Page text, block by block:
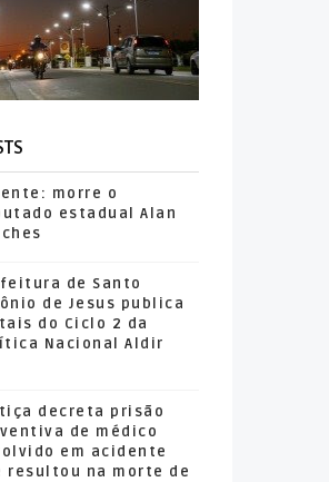
morre o
estadual Alan
de Santo
de Jesus publica
do Ciclo 2 da
Nacional Aldir
decreta prisão
de médico
em acidente
resultou na morte de